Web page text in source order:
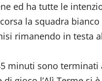
ed ha tutte le
la squadra bianco
rimanendo in testa
minuti sono